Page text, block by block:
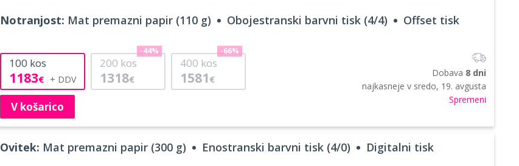
Notranjost: Mat premazni papir (110 g) Obojestranski barvni tisk (4/4) Offset tisk
100 kos
1183€
200 kos
1318€
-44%
400 kos
1581 €
-66%
V košarico
Dobava 8 dni
najkasneje v sredo, 19. avgusta
Spremeni
Ovitek: Mat premazni papir (300 g) Enostranski barvni tisk (4/0) Digitalni tisk